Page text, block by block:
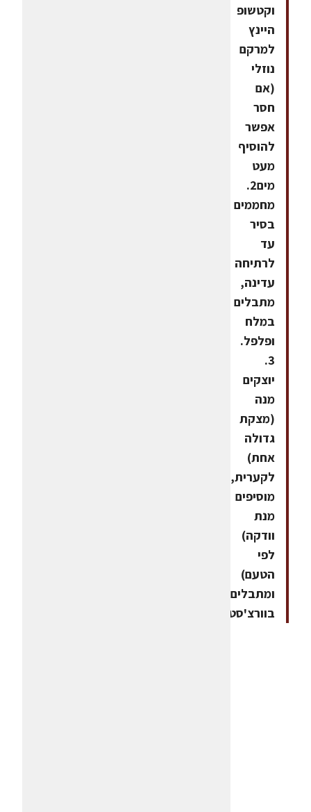
וקטשופ
היינץ
למרקם
נוזלי
(אם
חסר
אפשר
להוסיף
מעט
מים2.
מחממים
בסיר
עד
לרתיחה
עדינה,
מתבלים
במלח
ופלפל.
3.
יוצקים
מנה
(מצקת
גדולה
אחת)
לקערית,
מוסיפים
מנת
וודקה)
לפי
הטעם)
ומתבלים
בוורצ'סטר.